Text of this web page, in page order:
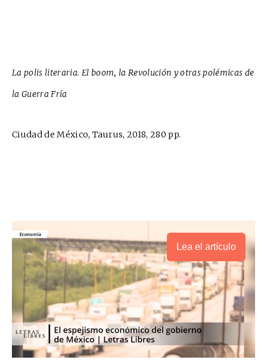
La polis literaria. El boom, la Revolución y otras polémicas de
la Guerra Fría
Ciudad de México, Taurus, 2018, 280 pp.
Lea el artículo